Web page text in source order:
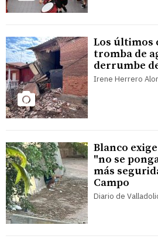
Los últimos
tromba de
derrumbe
Irene Herrero
Blanco
"no se
más
Campo
Diario de